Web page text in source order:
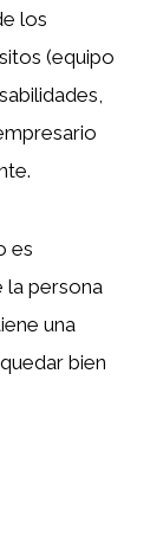
los
(equipo
es
la persona
una
bien